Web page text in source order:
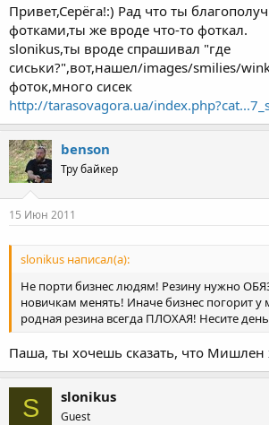
Привет,Серёга!:) Рад что ты
фотками,ты же вроде что-то фоткал.
slonikus,ты вроде спрашивал "где
сиськи?",вот,нашел/images/smilies/
фоток,много сисек
http://tarasovagora.ua/
benson
Тру байкер
15 Июн 2011
slonikus написал(а):
Не порти бизнес людям! Резину нужно
новичкам менять! Иначе бизнес погорит у
родная резина всегда ПЛОХАЯ! Несите
Паша, ты хочешь сказать, что Мишлен
S slonikus
Guest